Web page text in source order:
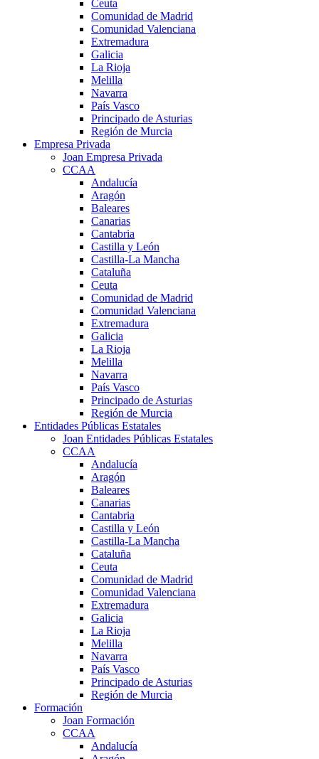
Ceuta
Comunidad de Madrid
Comunidad Valenciana
Extremadura
Galicia
La Rioja
Melilla
Navarra
País Vasco
Principado de Asturias
Región de Murcia
Empresa Privada
Joan Empresa Privada
CCAA
Andalucía
Aragón
Baleares
Canarias
Cantabria
Castilla y León
Castilla-La Mancha
Cataluña
Ceuta
Comunidad de Madrid
Comunidad Valenciana
Extremadura
Galicia
La Rioja
Melilla
Navarra
País Vasco
Principado de Asturias
Región de Murcia
Entidades Públicas Estatales
Joan Entidades Públicas Estatales
CCAA
Andalucía
Aragón
Baleares
Canarias
Cantabria
Castilla y León
Castilla-La Mancha
Cataluña
Ceuta
Comunidad de Madrid
Comunidad Valenciana
Extremadura
Galicia
La Rioja
Melilla
Navarra
País Vasco
Principado de Asturias
Región de Murcia
Formación
Joan Formación
CCAA
Andalucía